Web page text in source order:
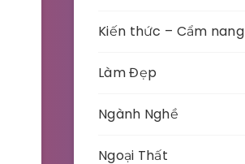
Kiến thức – Cẩm nang
Làm Đẹp
Ngành Nghề
Ngoại Thất